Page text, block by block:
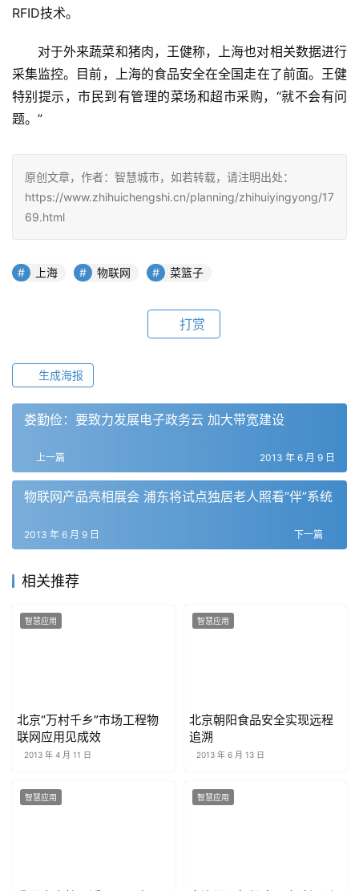
RFID技术。
对于外来蔬菜和猪肉，王健称，上海也对相关数据进行
采集监控。目前，上海的食品安全在全国走在了前面。王健
特别提示，市民到有管理的菜场和超市采购，“就不会有问
题。”
原创文章，作者：智慧城市，如若转载，请注明出处：
https://www.zhihuichengshi.cn/planning/zhihuiyingyong/17
69.html
上海 物联网 菜篮子
打赏
生成海报
娄勤俭：要致力发展电子政务云 加大带宽建设
上一篇 2013 年 6 月 9 日
物联网产品亮相展会 浦东将试点独居老人照看“伴”系统
下一篇
2013 年 6 月 9 日
相关推荐
智慧应用
北京“万村千乡”市场工程物
联网应用见成效
2013 年 4 月 11 日
智慧应用
北京朝阳食品安全实现远程
追溯
2013 年 6 月 13 日
智慧应用 智慧应用